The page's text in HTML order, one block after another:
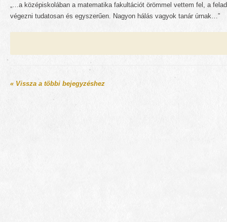
„…a középiskolában a matematika fakultációt örömmel vettem fel, a
végezni tudatosan és egyszerűen. Nagyon hálás vagyok tanár úrnak…”
« Vissza a többi bejegyzéshez